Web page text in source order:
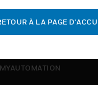
À LA PAGE